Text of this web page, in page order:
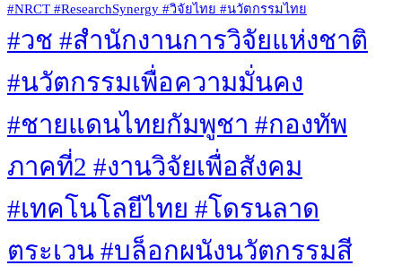
#NRCT #ResearchSynergy #วิจัยไทย #นวัตกรรมไทย
#วช #สำนักงานการวิจัยแห่งชาติ
#นวัตกรรมเพื่อความมั่นคง
#ชายแดนไทยกัมพูชา #กองทัพ
ภาคที่2 #งานวิจัยเพื่อสังคม
#เทคโนโลยีไทย #โดรนลาด
ตระเวน #บล็อกผนังนวัตกรรมสี